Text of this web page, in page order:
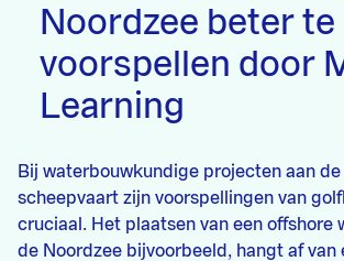
Noordzee beter te
voorspellen door
Learning
Bij waterbouwkundige projecten aan
scheepvaart zijn voorspellingen van
cruciaal. Het plaatsen van een offshore
de Noordzee bijvoorbeeld, hangt af van